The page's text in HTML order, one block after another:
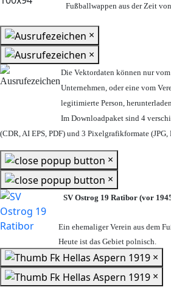
Fußballwappen aus der Zeit
×
×
Die Vektordaten können nur
Unternehmen, oder eine vom
legitimierte Person,
Im Downloadpaket sind 4
(CDR, AI EPS, PDF) und 3 Pixelgrafikformate (JPG,
×
×
SV Ostrog 19 Ratibor (vor
Ein ehemaliger Verein aus dem
Heute ist das Gebiet polnisch.
×
×